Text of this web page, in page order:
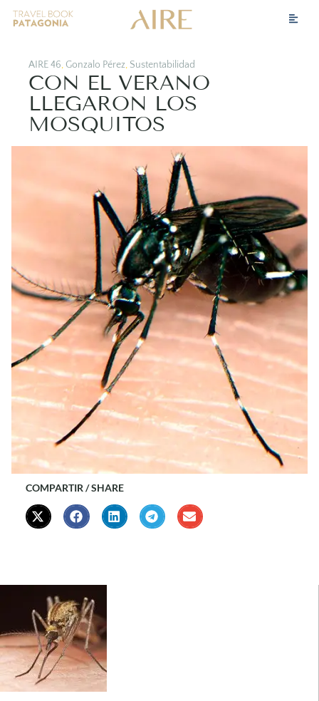
AIRE 46, Gonzalo Pérez, Sustentabilidad
CON EL VERANO
LLEGARON LOS
MOSQUITOS
COMPARTIR / SHARE